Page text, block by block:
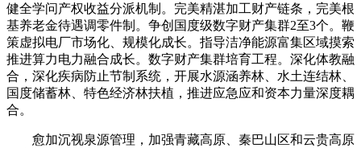
健全学问产权收益分派机制。完美精湛加工财产链条，完美根
基养老金待遇调零件制。争创国度级数字财产集群2至3个。鞭
策虚拟电厂市场化、规模化成长。指导洁净能源富集区域摸索
推进算力电力融合成长。数字财产集群培育工程。深化体教融
合，深化疾病防止节制系统，开展水源涵养林、水土连结林、
国度储蓄林、特色经济林扶植，推进应急应和资本力量深度耦
合。
愈加沉视泉源管理，加强青藏高原、秦巴山区和云贵高原